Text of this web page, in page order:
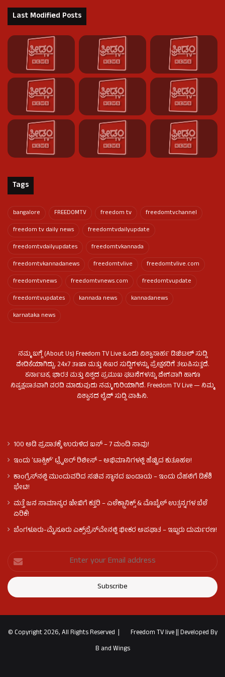
Last Modified Posts
Tags
bangalore FREEDOMTV freedom tv
freedomtvchannel
freedom tv daily news
freedomtvdailyupdate
freedomtvdailyupdates
freedomtvkannada
freedomtvkannadanews
freedomtvlive
freedomtvlive.com
freedomtvnews
freedomtvnews.com
freedomtvupdate
freedomtvupdates
kannada news
kannadanews
karnataka news
ನಮ್ಮ ಬಗ್ಗೆ (About Us) Freedom TV Live ಒಂದು ವಿಶ್ವಾಸಾರ್ಹ ಡಿಜಿಟಲ್ ಸುದ್ದಿ
ವೇದಿಕೆಯಾಗಿದ್ದು, 24x7 ತಾಜಾ ಮತ್ತು ನಿಖರ ಸುದ್ದಿಗಳನ್ನು ಪ್ರೇಕ್ಷಕರಿಗೆ ತಲುಪಿಸುತ್ತದೆ.
ಕರ್ನಾಟಕ, ಭಾರತ ಮತ್ತು ವಿಶ್ವದ ಪ್ರಮುಖ ಘಟನೆಗಳನ್ನು ವೇಗವಾಗಿ ಹಾಗೂ
ನಿಷ್ಪಕ್ಷಪಾತವಾಗಿ ವರದಿ ಮಾಡುವುದು ನಮ್ಮ ಗುರಿಯಾಗಿದೆ. Freedom TV Live — ನಿಮ್ಮ
ವಿಶ್ವಾಸದ ಲೈವ್ ಸುದ್ದಿ ವಾಹಿನಿ.
100 ಅಡಿ ಪ್ರಪಾತಕ್ಕೆ ಉರುಳಿದ ಬಸ್‌ – 7 ಮಂದಿ ಸಾವು!
ಇಂದು ʻಟಾಕ್ಸಿಕ್ʼ ಟ್ರೈಲರ್ ರಿಲೀಸ್‌ – ಅಭಿಮಾನಿಗಳಲ್ಲಿ ಹೆಚ್ಚಿದ ಕುತೂಹಲ!
ಕಾಂಗ್ರೆಸ್​ನಲ್ಲಿ ಮುಂದುವರಿದ ಸಚಿವ ಸ್ಥಾನದ ಬಂಡಾಯ – ಇಂದು ದೆಹಲಿಗೆ ಡಿಕೆಶಿ
ಭೇಟಿ!
ಮತ್ತೆ ಜನ ಸಾಮಾನ್ಯರ ಜೇಬಿಗೆ ಕತ್ತರಿ – ಎಲೆಕ್ಟ್ರಾನಿಕ್ಸ್ & ಮೊಬೈಲ್ ಉತ್ಪನ್ನಗಳ ಬೆಲೆ
ಏರಿಕೆ!
ಬೆಂಗಳೂರು-ಮೈಸೂರು ಎಕ್ಸ್‌ಪ್ರೆಸ್‌ವೇನಲ್ಲಿ ಭೀಕರ ಅಪಘಾತ – ಇಬ್ಬರು ದುರ್ಮರಣ!
© Copyright 2026, All Rights Reserved | Freedom TV live||Developed By
B and Wings